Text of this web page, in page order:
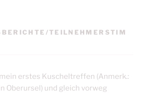
TEILNEHMERSTIM
erstes Kuscheltreffen (Anmerk.:
Oberursel) und gleich vorweg